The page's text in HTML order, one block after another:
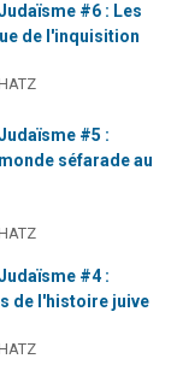
#6 : Les
de l'inquisition
#5 :
séfarade au
#4 :
de l'histoire juive